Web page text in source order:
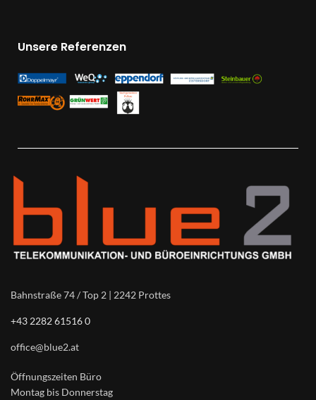
Unsere Referenzen
Bahnstraße 74 / Top 2 | 2242 Prottes
+43 2282 61516 0
office@blue2.at
Öffnungszeiten Büro
Montag bis Donnerstag